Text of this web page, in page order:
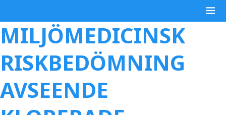
MILJÖMEDICINSK
RISKBEDÖMNING
AVSEENDE